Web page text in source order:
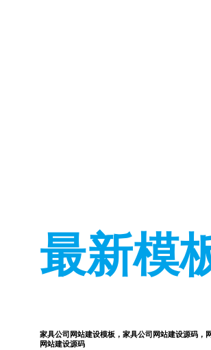
最新模
家具公司网站建设模板，家具公司网站建设源码，
网站建设源码